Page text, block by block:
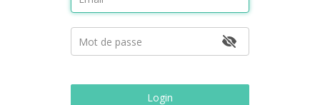
Login